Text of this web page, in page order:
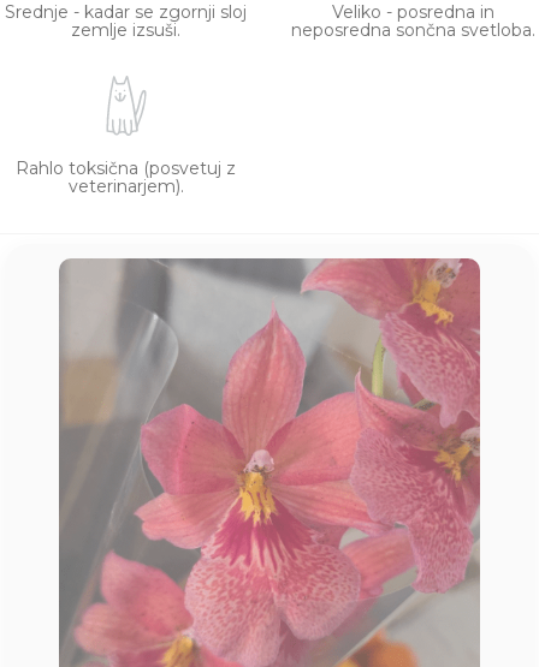
Srednje - kadar se zgornji sloj
zemlje izsuši.
Veliko - posredna in
neposredna sončna svetloba.
Rahlo toksična (posvetuj z
veterinarjem).